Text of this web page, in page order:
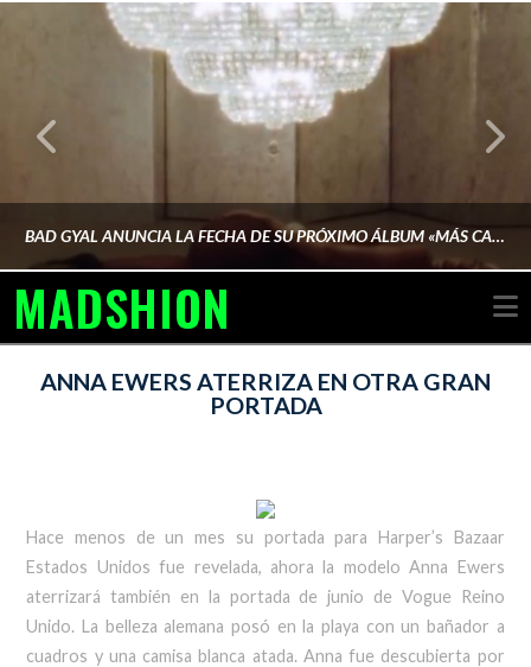
BAD GYAL ANUNCIA LA FECHA DE SU PRÓXIMO ÁLBUM «MÁS CARA»
MADSHION
ANNA EWERS ATERRIZA EN OTRA GRAN
PORTADA
Hace menos de un mes su portada para Harper’s Bazaar
Estados Unidos fue revelada, ahora la modelo Anna Ewers
aterrizará también en la portada de junio de Vogue Reino
Unido. La belleza alemana posó en la playa con un bañador a
cuadros y una camisa blanca atada. Anna fue descubierta por